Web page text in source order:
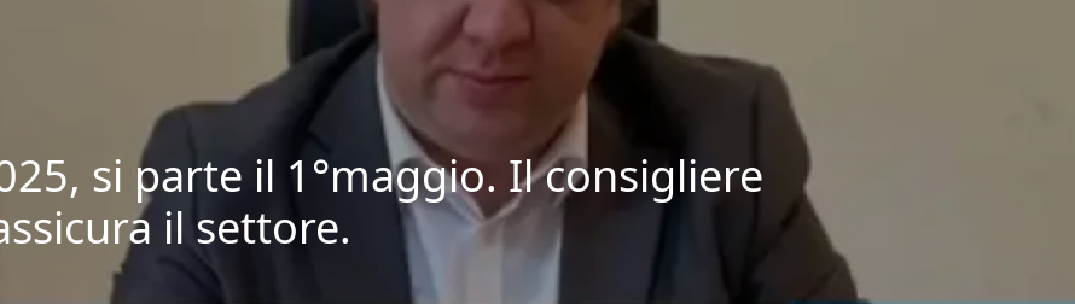
si parte il 1°maggio. Il consigliere
il settore.